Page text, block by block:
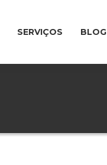
SERVIÇOS BLOG